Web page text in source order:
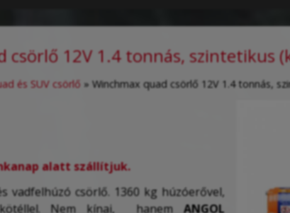
csörlő 12V 1.4 tonnás, szintetikus
és SUV csörlő » Winchmax quad csörlő 12V 1.4 tonnás,
alatt szállítjuk.
vadfelhúzó csörlő. 1360 kg húzóerővel,
Nem kínai, hanem ANGOL